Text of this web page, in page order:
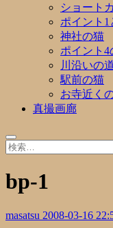
ショート
ポイント1
神社の猫
ポイント4
川沿いの
駅前の猫
お寺近く
真撮画廊
bp-1
masatsu 2008-03-16